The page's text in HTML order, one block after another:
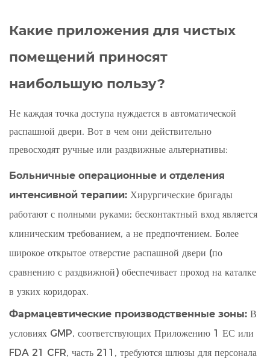
Какие приложения для чистых
помещений приносят
наибольшую пользу?
Не каждая точка доступа нуждается в автоматической
распашной двери. Вот в чем они действительно
превосходят ручные или раздвижные альтернативы:
Больничные операционные и отделения
интенсивной терапии: Хирургические бригады
работают с полными руками; бесконтактный вход является
клиническим требованием, а не предпочтением. Более
широкое открытое отверстие распашной двери (по
сравнению с раздвижной) обеспечивает проход на каталке
в узких коридорах.
Фармацевтические производственные зоны: В
условиях GMP, соответствующих Приложению 1 ЕС или
FDA 21 CFR, часть 211, требуются шлюзы для персонала